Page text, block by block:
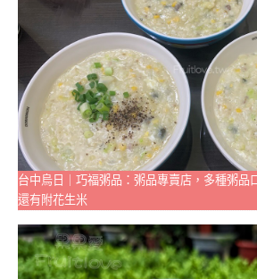
台中烏日｜巧福粥品：粥品專賣店，多種粥品
還有附花生米